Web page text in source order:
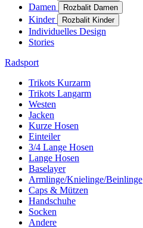
Damen Rozbalit Damen
Kinder Rozbalit Kinder
Individuelles Design
Stories
Radsport
Trikots Kurzarm
Trikots Langarm
Westen
Jacken
Kurze Hosen
Einteiler
3/4 Lange Hosen
Lange Hosen
Baselayer
Armlinge/Knielinge/Beinlinge
Caps & Mützen
Handschuhe
Socken
Andere